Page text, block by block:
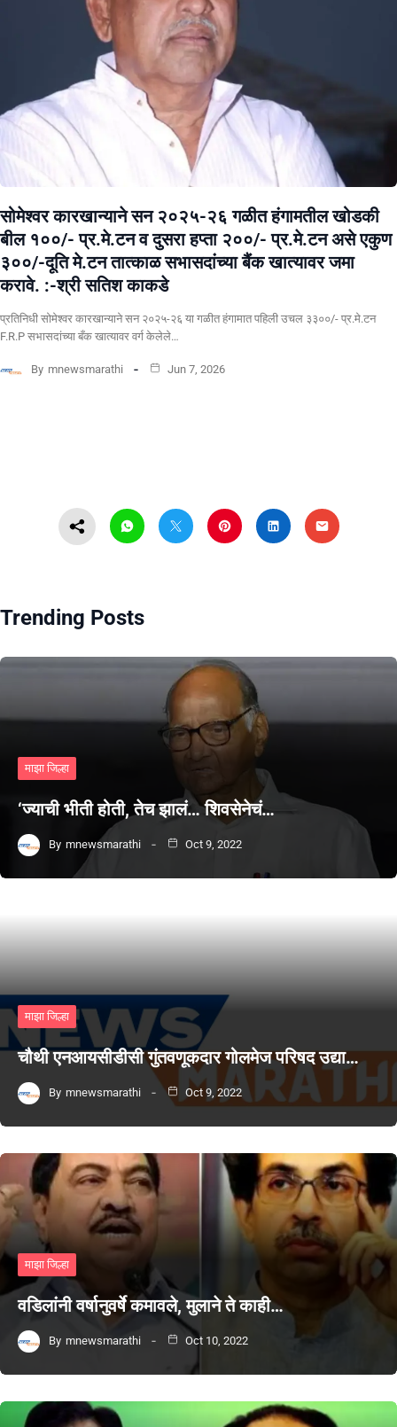
सोमेश्वर कारखान्याने सन २०२५-२६ गळीत हंगामतील खोडकी
बील १००/- प्र.मे.टन व दुसरा हप्ता २००/- प्र.मे.टन असे एकुण
३००/-दूति मे.टन तात्काळ सभासदांच्या बैंक खात्यावर जमा
करावे. :-श्री सतिश काकडे
प्रतिनिधी सोमेश्वर कारखान्याने सन २०२५-२६ या गळीत हंगामात पहिली उचल ३३००/- प्र.मे.टन
F.R.P सभासदांच्या बँक खात्यावर वर्ग केलेले…
By mnewsmarathi Jun 7, 2026
Trending Posts
माझा जिल्हा
‘ज्याची भीती होती, तेच झालं… शिवसेनेचं…
By mnewsmarathi Oct 9, 2022
माझा जिल्हा
चौथी एनआयसीडीसी गुंतवणूकदार गोलमेज परिषद उद्या…
By mnewsmarathi Oct 9, 2022
माझा जिल्हा
वडिलांनी वर्षानुवर्षे कमावले, मुलाने ते काही…
By mnewsmarathi Oct 10, 2022